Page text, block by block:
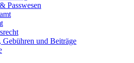
Passwesen
Gebühren und Beiträge